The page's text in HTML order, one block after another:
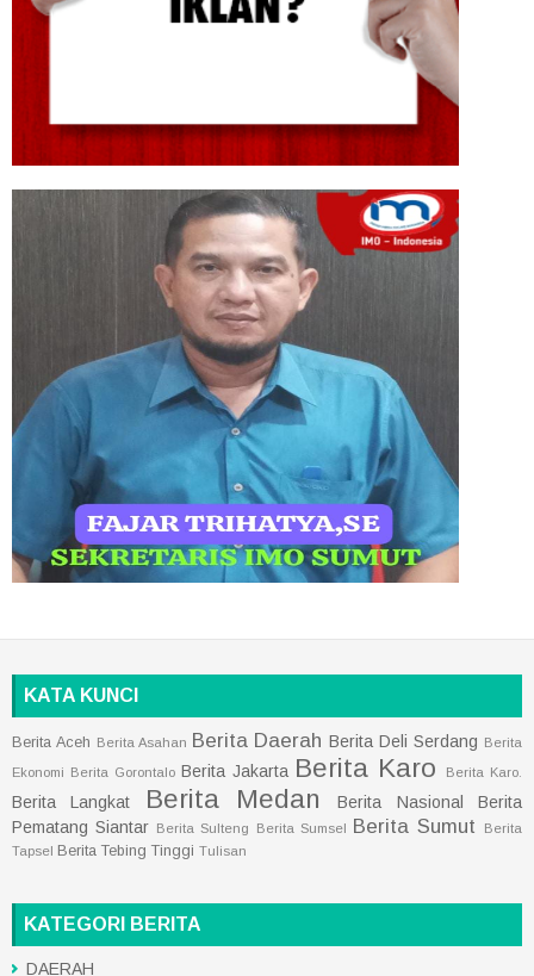
KATA KUNCI
Berita Aceh Berita Asahan Berita Daerah Berita Deli Serdang Berita
Ekonomi Berita Gorontalo Berita Jakarta Berita Karo Berita Karo.
Berita Langkat Berita Medan Berita Nasional
Berita
Pematang Siantar Berita Sulteng Berita Sumsel Berita Sumut
Berita
Tapsel Berita Tebing Tinggi Tulisan
KATEGORI BERITA
DAERAH